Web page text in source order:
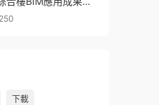
套資料含BIM模型、
250
下載